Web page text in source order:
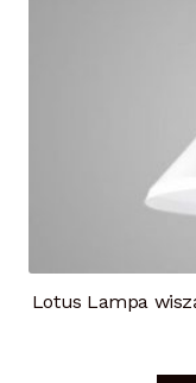
Lotus Lampa